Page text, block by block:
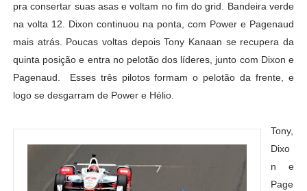
pra consertar suas asas e voltam no fim do grid. Bandeira verde
na volta 12. Dixon continuou na ponta, com Power e Pagenaud
mais atrás. Poucas voltas depois Tony Kanaan se recupera da
quinta posição e entra no pelotão dos líderes, junto com Dixon e
Pagenaud. Esses três pilotos formam o pelotão da frente, e
logo se desgarram de Power e Hélio.
Tony,
Dixo
n e
Page